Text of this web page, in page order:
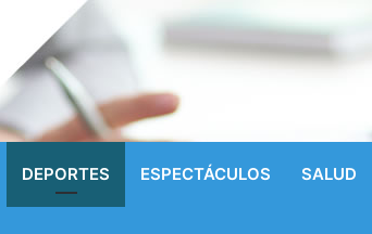
DEPORTES ESPECTÁCULOS SALUD